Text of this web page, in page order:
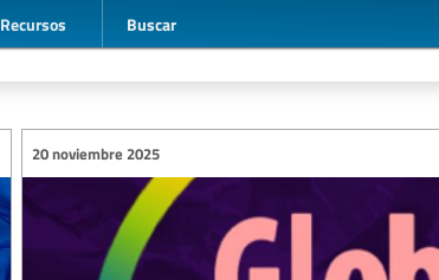
Recursos Buscar
20 noviembre 2025